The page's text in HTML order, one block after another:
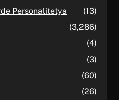
Personalitetya
(13)
(3,286)
(4)
(3)
(60)
(26)